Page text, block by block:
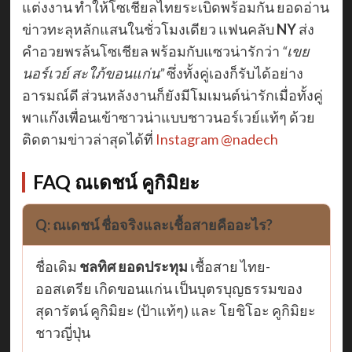
แต่งงาน ทำให้โซเชียลไทยระเบิดพร้อมกัน ยอดอ่าน
ข่าวทะลุหลักแสนในชั่วโมงเดียว แฟนคลับNYส่ง
คำอวยพรล้นโซเชียล พร้อมกับแซวน่ารักว่า “เขย
นอร์เวย์ สะใภ้ขอนแก่น”ซึ่งทั้งคู่เองก็รับได้อย่าง
อารมณ์ดี ส่วนหลังงานก็ยังมีโมเมนต์น่ารักเมื่อทั้งคู่
พาแก๊งเพื่อนเข้าซาวน่าแบบชาวนอร์เวย์แท้ๆ ด้วย
ติดตามข่าวล่าสุดได้ที่ Instagram @nadech
FAQ ณเดชน์ คูกิมิยะ
Q: ณเดชน์ ชื่อจริงและเชื้อสายคืออะไร?
ชื่อเดิม ชลทิศ ยอดประทุม เชื้อสาย ไทย-
ออสเตรีย เกิดขอนแก่น เป็นบุตรบุญธรรมของ
สุดารัตน์ คูกิมิยะ (ป้าแท้ๆ) และ โยชิโอะ คูกิมิยะ
ชาวญี่ปุ่น